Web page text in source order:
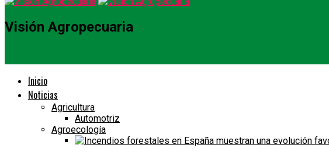
Visión Agropecuaria
Inicio
Noticias
Agricultura
Automotriz
Agroecología